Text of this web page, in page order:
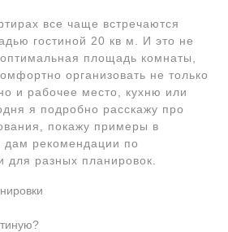
все чаще встречаются
гостиной 20 кв м. И это не
площадь комнаты,
организовать не только
и рабочее место, кухню или
я подробно расскажу про
покажу примеры в
дам рекомендации по
для разных планировок.